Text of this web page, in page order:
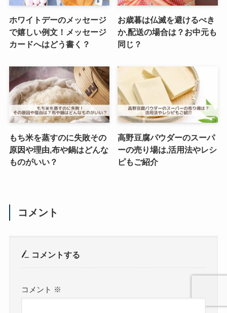
ホワイトデーのメッセージ
で嬉しい例文！メッセージ
カードへはどう書く？
お歳暮は仏滅を避けるべき
か,配送の場合は？お中元も
同じ？
もち米を蒸すのに失敗その
原因や理由,布や鍋はどんな
ものがいい？
高野豆腐パウダーのスーパ
ーの売り場は,活用法やレシ
ピもご紹介
コメント
コメントする
コメント ※